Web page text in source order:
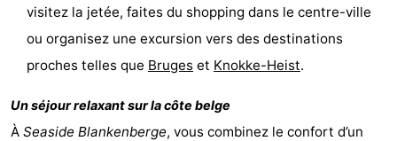
littoral
Médicales
Région
Zeeuws-
visitez la jetée, faites du shopping dans le centre-ville
ou organisez une excursion vers des destinations
proches telles que Bruges et Knokke-Heist.
Un séjour relaxant sur la côte belge
À Seaside Blankenberge, vous combinez le confort d’un